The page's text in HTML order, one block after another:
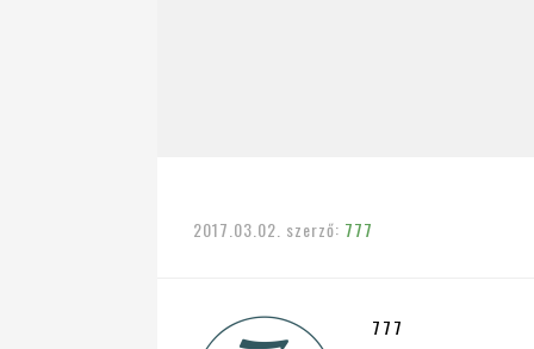
2017.03.02. szerző: 777
777